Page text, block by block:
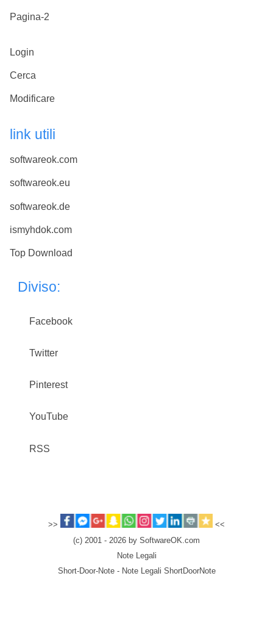
Pagina-2
Login
Cerca
Modificare
link utili
softwareok.com
softwareok.eu
softwareok.de
ismyhdok.com
Top Download
Diviso:
Facebook
Twitter
Pinterest
YouTube
RSS
>>
<<
(c) 2001 - 2026 by SoftwareOK.com
Note Legali
Short-Door-Note - Note Legali ShortDoorNote